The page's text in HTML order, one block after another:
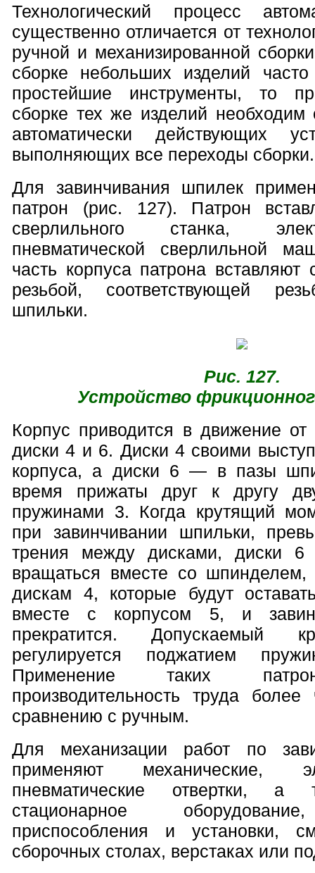
Технологический процесс
существенно отличается от
ручной и механизированной
сборке небольших изделий часто
простейшие инструменты, то
сборке тех же изделий
автоматически действующих
выполняющих все переходы сборки.
Для завинчивания шпилек
патрон (рис. 127). Патрон
сверлильного станка,
пневматической сверлильной
часть корпуса патрона вставляют
резьбой, соответствующей
шпильки.
Рис. 127.
Устройство
Корпус приводится в движение
диски 4 и 6. Диски 4 своими
корпуса, а диски 6 — в пазы
время прижаты друг к другу
пружинами 3. Когда крутящий
при завинчивании шпильки,
трения между дисками, диски 6
вращаться вместе со шпинделем,
дискам 4, которые будут
вместе с корпусом 5, и
прекратится. Допускаемый
регулируется поджатием
Применение таких
производительность труда
сравнению с ручным.
Для механизации работ по
применяют механические,
пневматические отвертки, а
стационарное
приспособления и установки,
сборочных столах, верстаках или